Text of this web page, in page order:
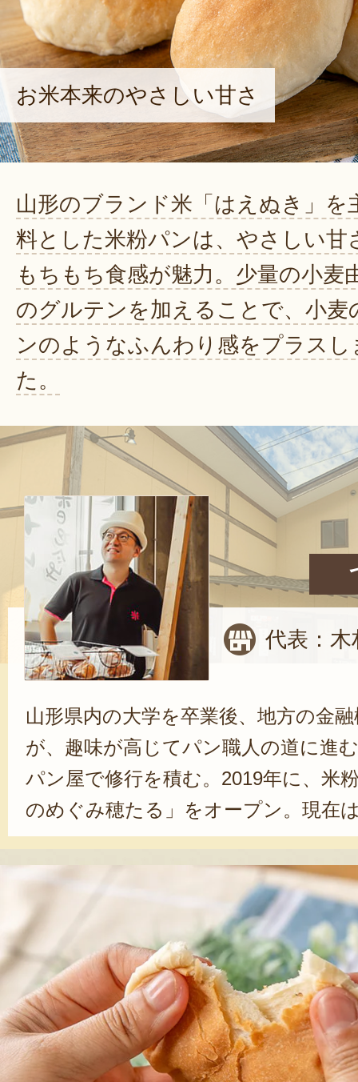
お米本来のやさしい甘さ
山形のブランド米「はえぬき」を
料とした米粉パンは、やさしい甘
もちもち食感が魅力。少量の小麦
のグルテンを加えることで、小麦
ンのようなふんわり感をプラスし
た。
代表：木
山形県内の大学を卒業後、地方の金
が、趣味が高じてパン職人の道に進
パン屋で修行を積む。2019年に、米
のめぐみ穂たる」をオープン。現在
ンド米を使用した「食パン」や「バ
通常の商品には小麦由来のグルテン
ているが、事前予約でグルテンフリ
している。「将来的には、通常商品
リーにすることが目標です。誰でも
だにやさしく、美味しい米粉パン』
と、木村さんは語る。